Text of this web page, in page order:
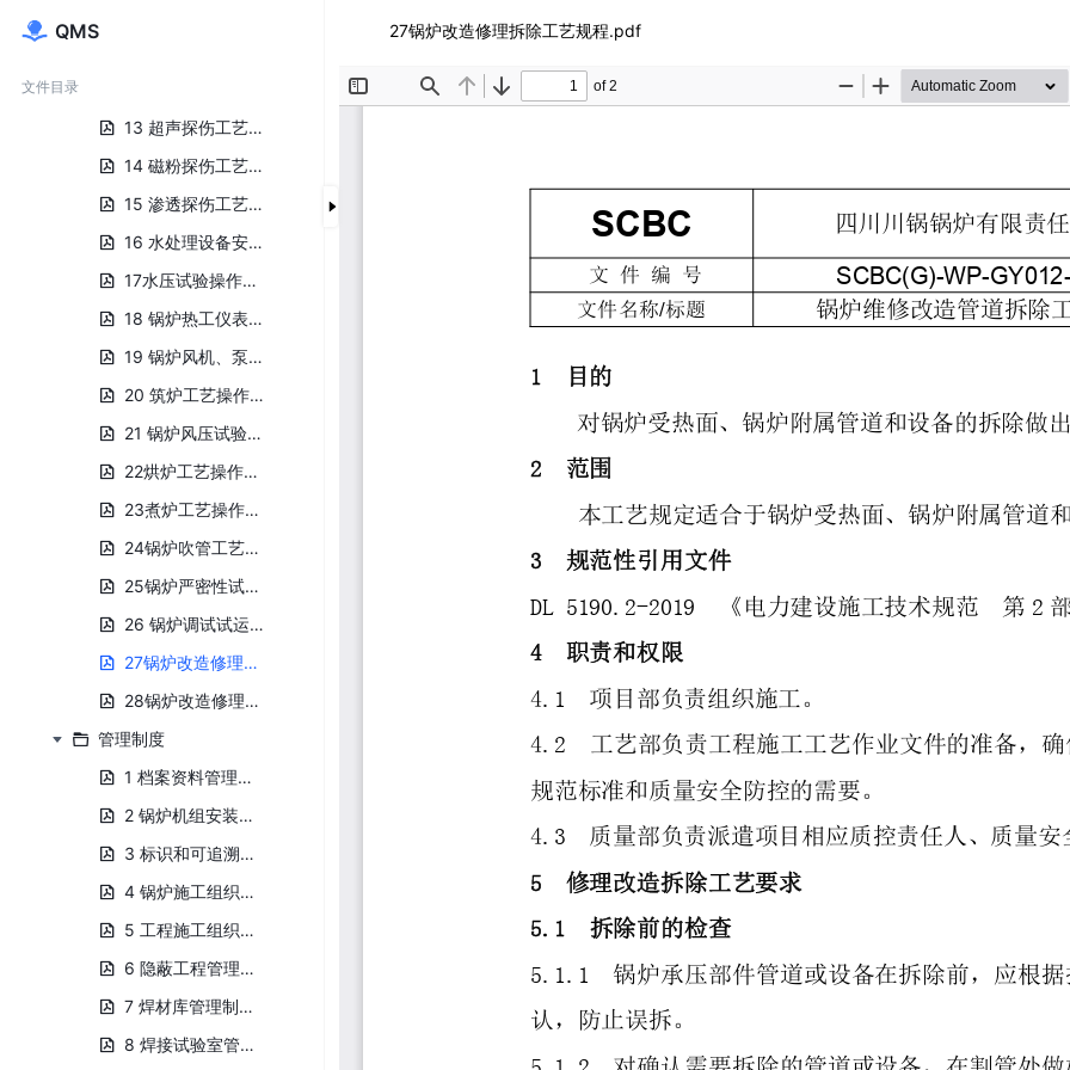
QMS
文件目录
13 超声探伤工艺规程.pdf
14 磁粉探伤工艺规程.pdf
15 渗透探伤工艺规程.pdf
16 水处理设备安装工艺规程.pdf
17水压试验操作规程.pdf
18 锅炉热工仪表安装工艺规程.pdf
19 锅炉风机、泵、煤渣辅机安装工艺规程.pdf
20 筑炉工艺操作规程.pdf
21 锅炉风压试验工艺规程.pdf
22烘炉工艺操作规程.pdf
23煮炉工艺操作规程.pdf
24锅炉吹管工艺规程.pdf
25锅炉严密性试验及安全阀定压工艺规程.pdf
26 锅炉调试试运行工艺规程.pdf
27锅炉改造修理拆除工艺规程.pdf
28锅炉改造修理工艺操作规程.pdf
管理制度
1 档案资料管理制度.pdf
2 锅炉机组安装竣工资料管理规定.pdf
3 标识和可追溯性管理规定.pdf
4 锅炉施工组织设计规定.pdf
5 工程施工组织管理制度.pdf
6 隐蔽工程管理制度.pdf
7 焊材库管理制度.pdf
8 焊接试验室管理制度.pdf
27锅炉改造修理拆除工艺规程.pdf